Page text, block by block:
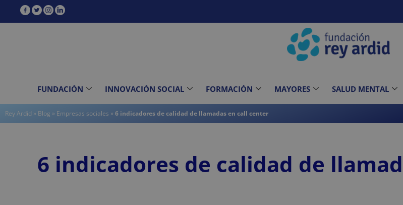
contenido
FUNDACIÓN INNOVACIÓN SOCIAL FORMACIÓN MAYORES SALUD MENTAL
Rey Ardid » Blog » Empresas sociales » 6 indicadores de calidad de llamadas en call center
6 indicadores de calidad de